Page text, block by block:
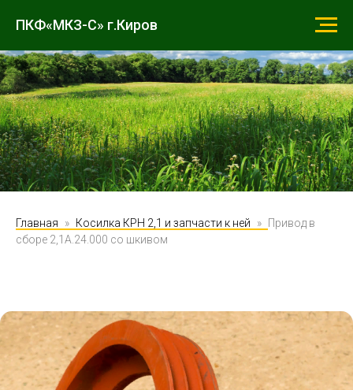
ПКФ«МКЗ-С» г.Киров
Главная Косилка КРН 2,1 и запчасти к ней
Привод в
сборе 2,1А.24.000 со шкивом